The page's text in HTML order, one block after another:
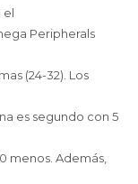
el
Peripherals
(24-32). Los
es segundo con 5
menos. Además,